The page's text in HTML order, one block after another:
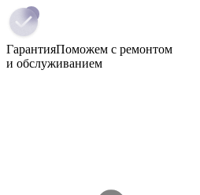
ГарантияПоможем с ремонтом
и обслуживанием